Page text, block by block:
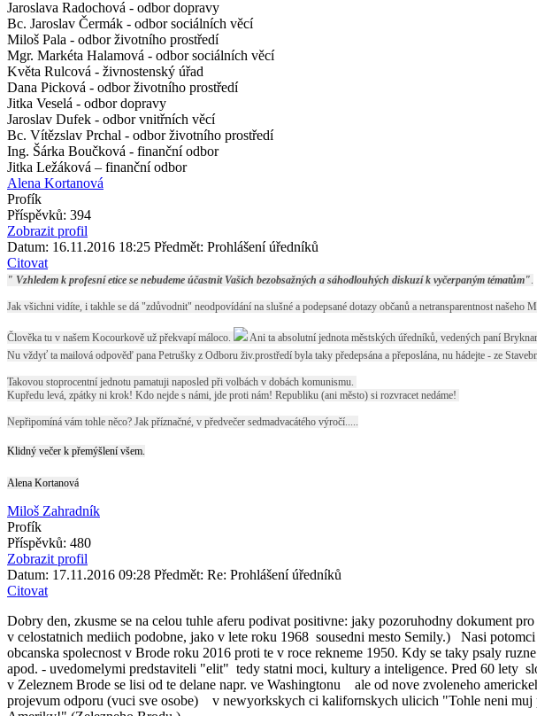
Jaroslava Radochová - odbor dopravy
Bc. Jaroslav Čermák - odbor sociálních věcí
Miloš Pala - odbor životního prostředí
Mgr. Markéta Halamová - odbor sociálních věcí
Květa Rulcová - živnostenský úřad
Dana Picková - odbor životního prostředí
Jitka Veselá - odbor dopravy
Jaroslav Dufek - odbor vnitřních věcí
Bc. Vítězslav Prchal - odbor životního prostředí
Ing. Šárka Boučková - finanční odbor
Jitka Ležáková – finanční odbor
Alena Kortanová
Profík
Příspěvků: 394
Zobrazit profil
Datum: 16.11.2016 18:25 Předmět: Prohlášení úředníků
Citovat
" Vzhledem k profesní etice se nebudeme účastnit Vašich bezobsažných a sáhodlouhých diskuzí k vyčerpaným tématům"
Jak všichni vidíte, i takhle se dá "zdůvodnit" neodpovídání na slušné a podepsané dotazy občanů a netransparentnost našeho
Člověka tu v našem Kocourkově už překvapí máloco.
Ani ta absolutní jednota městských úředníků, vedených paní
Nu vždyť ta mailová odpověď pana Petrušky z Odboru živ.prostředí byla taky předepsána a přeposlána, nu hádejte - ze
Takovou stoprocentní jednotu pamatuji naposled při volbách v dobách komunismu.
Kupředu levá, zpátky ni krok! Kdo nejde s námi, jde proti nám! Republiku (ani město) si rozvracet nedáme!
Nepřipomíná vám tohle něco? Jak příznačné, v předvečer sedmadvacátého výročí.....
Klidný večer k přemýšlení všem.
Alena Kortanová
Miloš Zahradník
Profík
Příspěvků: 480
Zobrazit profil
Datum: 17.11.2016 09:28 Předmět: Re: Prohlášení úředníků
Citovat
Dobry den, zkusme se na celou tuhle aferu podivat positivne: jaky pozoruhodny dokument
v celostatnich mediich podobne, jako v lete roku 1968 sousedni mesto Semily.) Nasi
obcanska spolecnost v Brode roku 2016 proti te v roce rekneme 1950. Kdy se taky psaly
apod. - uvedomelymi predstaviteli "elit" tedy statni moci, kultury a inteligence. Pred 60 lety
v Zeleznem Brode se lisi od te delane napr. ve Washingtonu ale od nove zvoleneho
projevum odporu (vuci sve osobe) v newyorkskych ci kalifornskych ulicich "Tohle neni